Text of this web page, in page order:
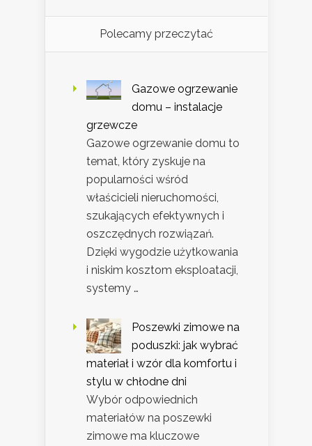
Polecamy przeczytać
Gazowe ogrzewanie
domu – instalacje
grzewcze
Gazowe ogrzewanie domu to
temat, który zyskuje na
popularności wśród
właścicieli nieruchomości,
szukających efektywnych i
oszczędnych rozwiązań.
Dzięki wygodzie użytkowania
i niskim kosztom eksploatacji,
systemy …
Poszewki zimowe na
poduszki: jak wybrać
materiał i wzór dla komfortu i
stylu w chłodne dni
Wybór odpowiednich
materiałów na poszewki
zimowe ma kluczowe